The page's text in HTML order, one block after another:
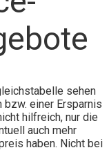
sehen
einer Ersparnis
hilfreich, nur die
auch mehr
haben. Nicht bei